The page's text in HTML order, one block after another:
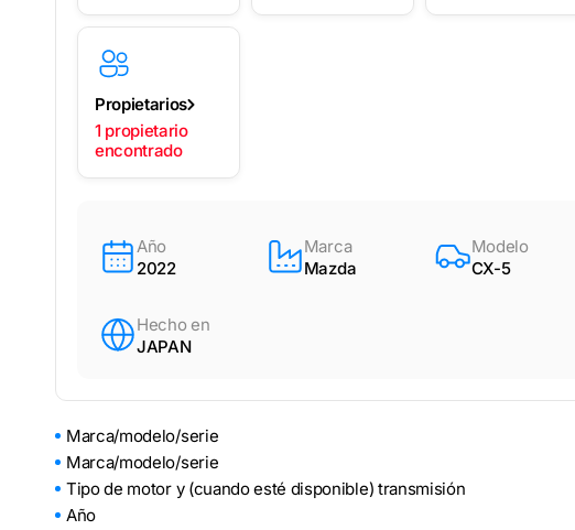
Propietarios
1 propietario
encontrado
Año
2022
Marca
Mazda
Modelo
CX-5
Hecho en
JAPAN
Marca/modelo/serie
Marca/modelo/serie
Tipo de motor y (cuando esté disponible) transmisión
Año